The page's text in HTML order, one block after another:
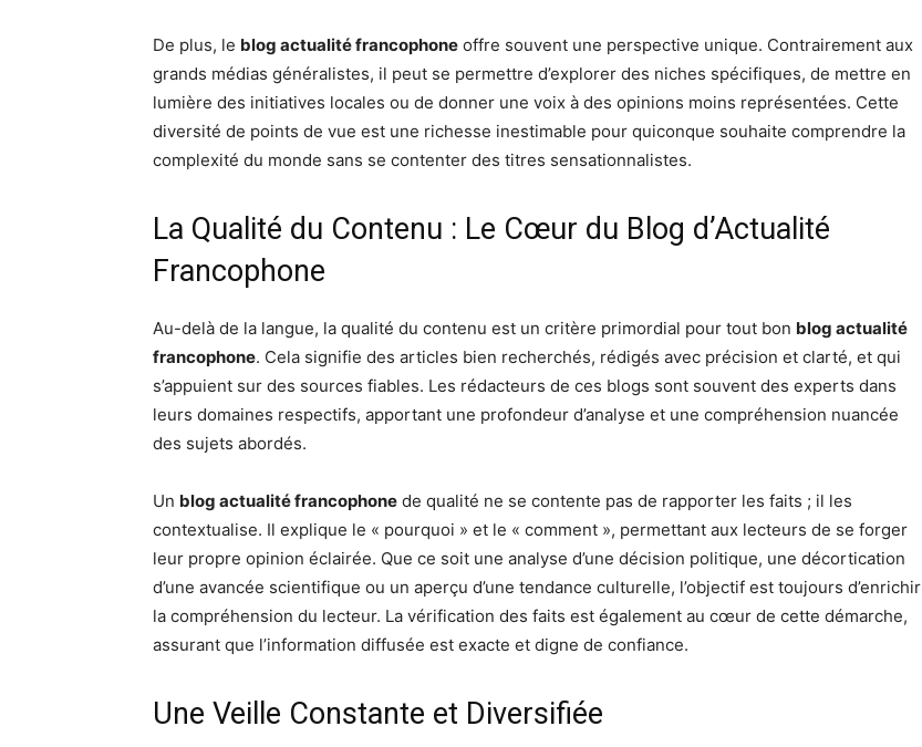
De plus, le blog actualité francophone offre souvent une perspective unique. Contrairement aux
grands médias généralistes, il peut se permettre d’explorer des niches spécifiques, de mettre en
lumière des initiatives locales ou de donner une voix à des opinions moins représentées. Cette
diversité de points de vue est une richesse inestimable pour quiconque souhaite comprendre la
complexité du monde sans se contenter des titres sensationnalistes.
La Qualité du Contenu : Le Cœur du Blog d’Actualité
Francophone
Au-delà de la langue, la qualité du contenu est un critère primordial pour tout bon blog actualité
francophone. Cela signifie des articles bien recherchés, rédigés avec précision et clarté, et qui
s’appuient sur des sources fiables. Les rédacteurs de ces blogs sont souvent des experts dans
leurs domaines respectifs, apportant une profondeur d’analyse et une compréhension nuancée
des sujets abordés.
Un blog actualité francophone de qualité ne se contente pas de rapporter les faits ; il les
contextualise. Il explique le « pourquoi » et le « comment », permettant aux lecteurs de se forger
leur propre opinion éclairée. Que ce soit une analyse d’une décision politique, une décortication
d’une avancée scientifique ou un aperçu d’une tendance culturelle, l’objectif est toujours d’enrichir
la compréhension du lecteur. La vérification des faits est également au cœur de cette démarche,
assurant que l’information diffusée est exacte et digne de confiance.
Une Veille Constante et Diversifiée